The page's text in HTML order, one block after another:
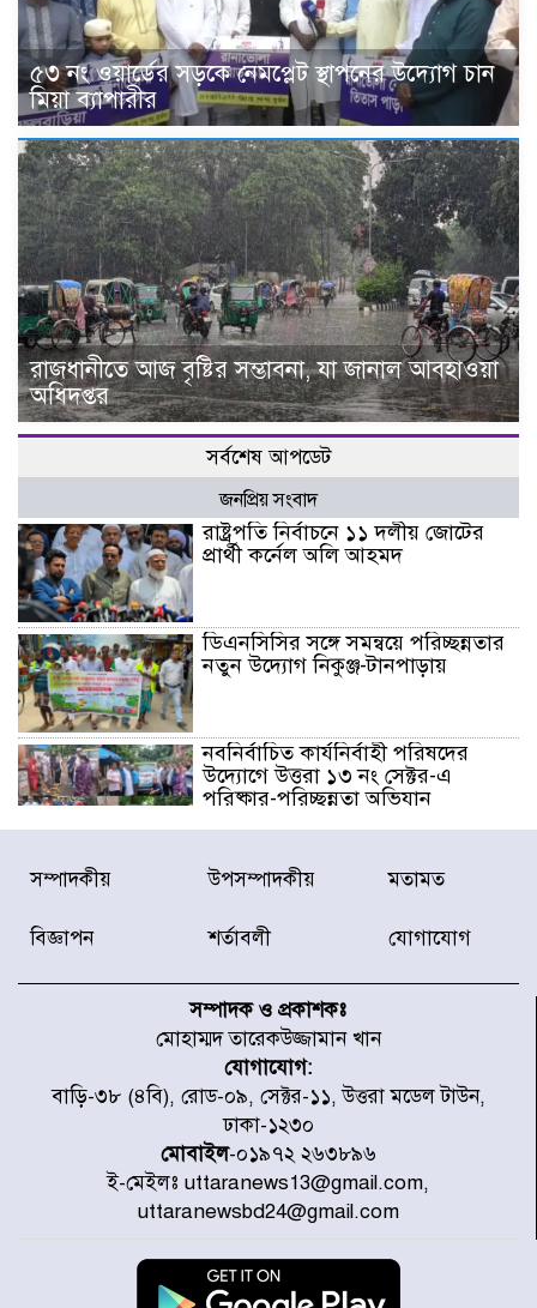
৫৩ নং ওয়ার্ডের সড়কে নেমপ্লেট স্থাপনের উদ্যোগ চান
মিয়া ব্যাপারীর
রাজধানীতে আজ বৃষ্টির সম্ভাবনা, যা জানাল আবহাওয়া
অধিদপ্তর
সর্বশেষ আপডেট
জনপ্রিয় সংবাদ
রাষ্ট্রপতি নির্বাচনে ১১ দলীয় জোটের
প্রার্থী কর্নেল অলি আহমদ
ডিএনসিসির সঙ্গে সমন্বয়ে পরিচ্ছন্নতার
নতুন উদ্যোগ নিকুঞ্জ-টানপাড়ায়
নবনির্বাচিত কার্যনির্বাহী পরিষদের
উদ্যোগে উত্তরা ১৩ নং সেক্টর-এ
পরিষ্কার-পরিচ্ছন্নতা অভিযান
ডিএমপির অভিযানে ২৪ ঘণ্টায় গ্রেপ্তার
৫০৪, উদ্ধার মাদক-অস্ত্র
সাগরে অবমুক্ত
মাতারবাড়ী পৌঁছে নির্ধারিত কর্মসূচিতে
যোগ দিয়েছেন প্রধানমন্ত্রী
জাতীয় সাংবাদিক সংস্থার পিরোজপুর
জেলা কমিটি অনুমোদন
সম্পাদকীয় উপসম্পাদকীয় মতামত
বিজ্ঞাপন শর্তাবলী যোগাযোগ
সম্পাদক ও প্রকাশকঃ
মোহাম্মদ তারেকউজ্জামান খান
যোগাযোগ:
বাড়ি-৩৮ (৪বি), রোড-০৯, সেক্টর-১১, উত্তরা মডেল টাউন,
ঢাকা-১২৩০
মোবাইল-০১৯৭২ ২৬৩৮৯৬
ই-মেইলঃ uttaranews13@gmail.com,
uttaranewsbd24@gmail.com